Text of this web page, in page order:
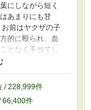
にしながら短く
あまりにも甘
お前はヤクザの子
的に殴られ、血
となく手当てし
らず自分に優し
企業経営者の今
れてしまっていた
いに思いを告げず
になってしまっ
/ 228,999件
66,400件